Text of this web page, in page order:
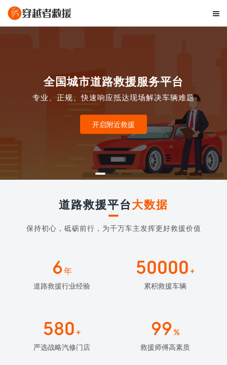

全国城市道路救援服务平台
专业、正规、快速响应抵达现场解决车辆难题
开启附近救援
道路救援平台大数据
保持初心，砥砺前行，为千万车主发挥更好救援价值
6年
道路救援行业经验
50000 +
累积救援车辆
580 +
严选战略汽修门店
99 %
救援师傅高素质